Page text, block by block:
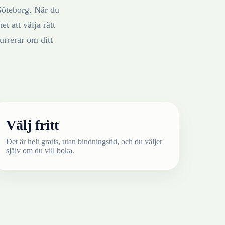
. När du
att välja rätt
om ditt
Välj fritt
Det är helt gratis, utan bindningstid, och du väljer
själv om du vill boka.